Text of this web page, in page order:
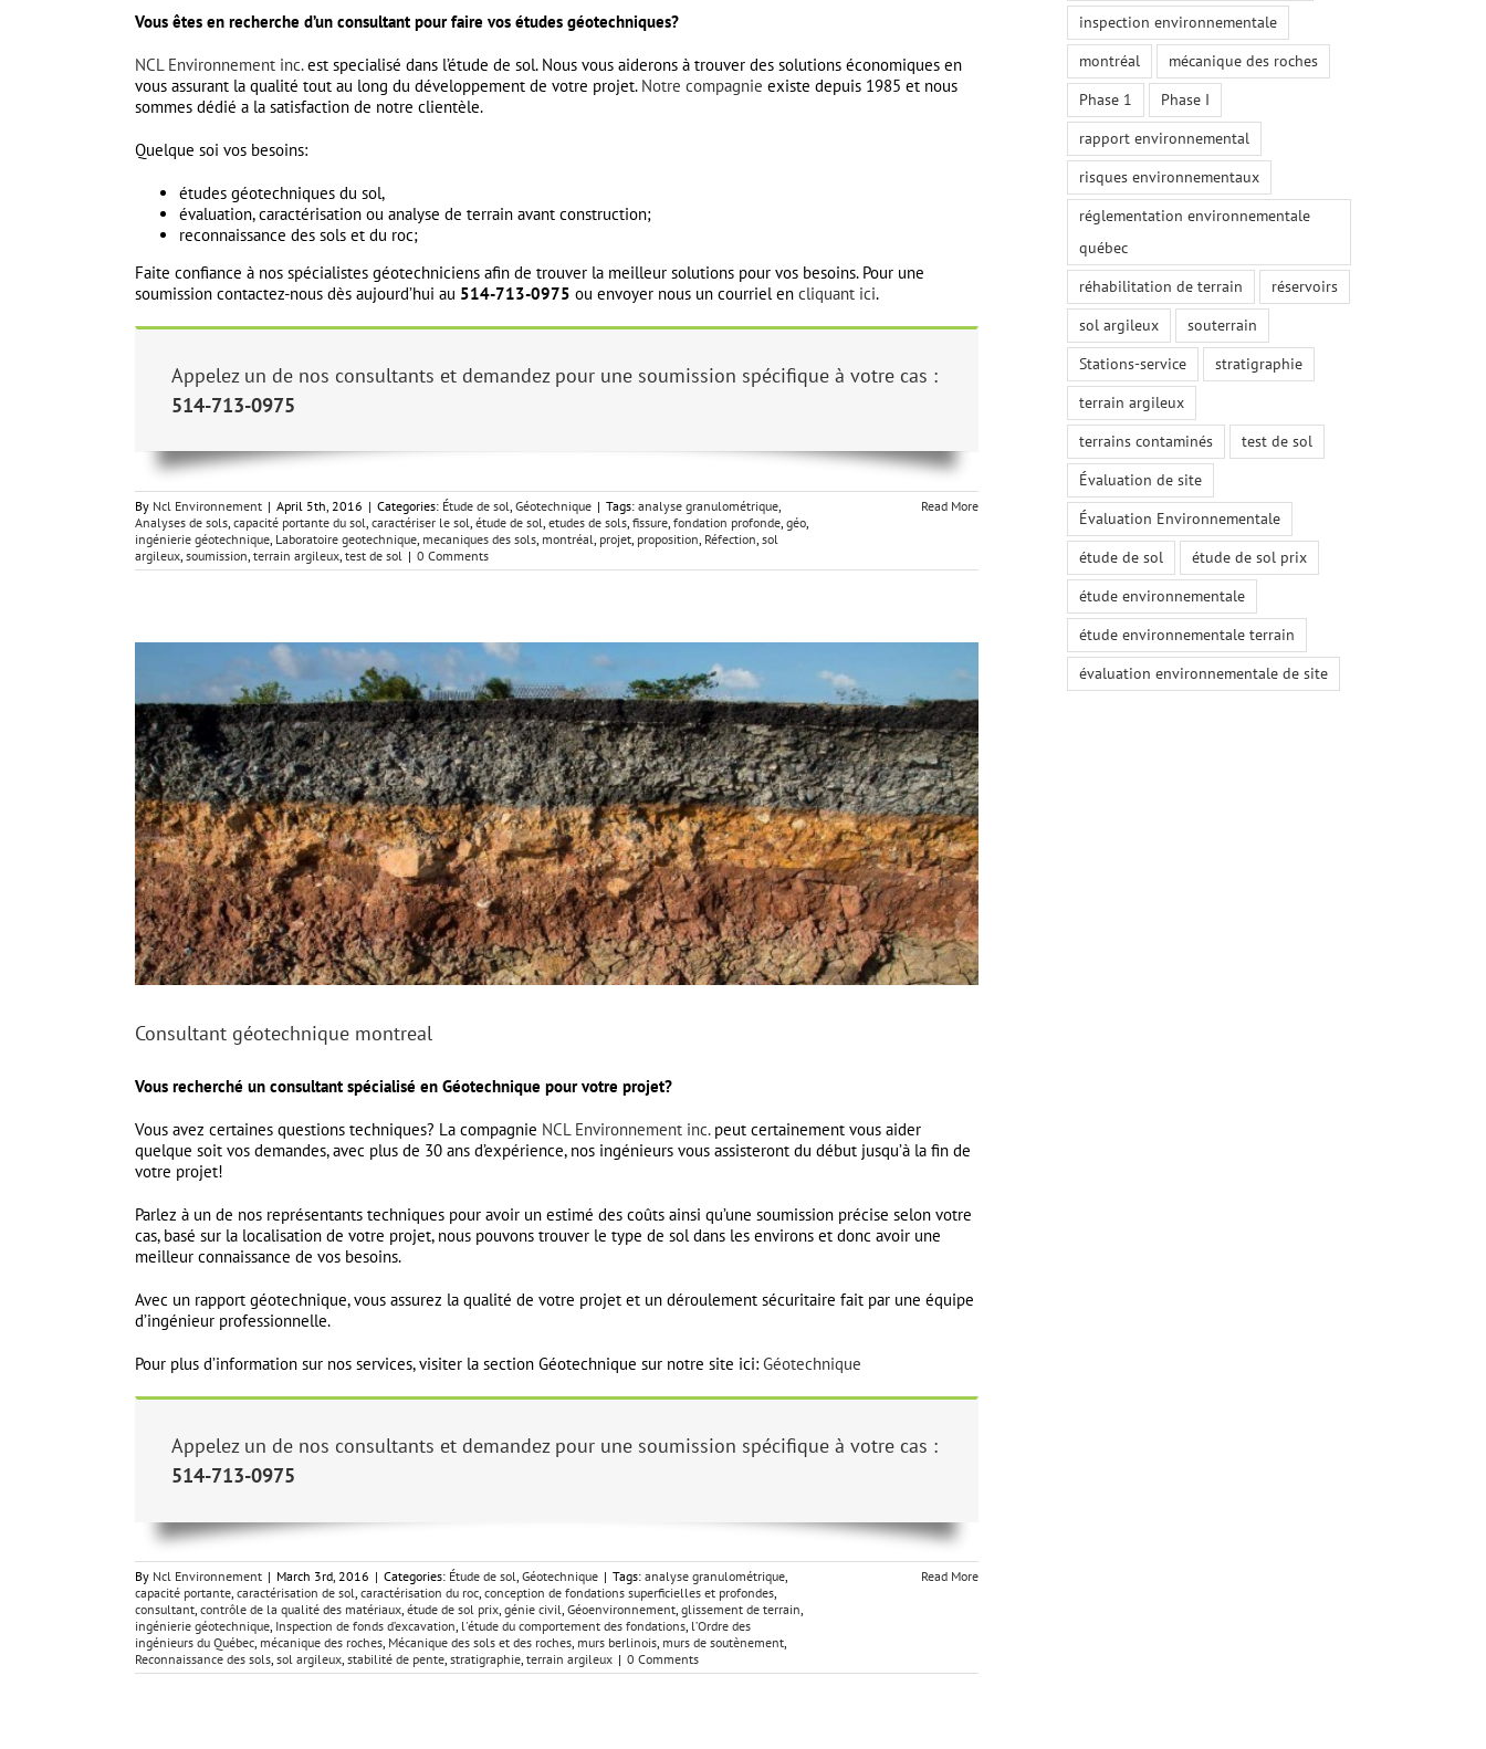
Vous êtes en recherche d’un consultant pour faire vos études géotechniques?
NCL Environnement inc.est specialisé dans l’étude de sol. Nous vous aiderons à trouver des solutions économiques en
vous assurant la qualité tout au long du développement de votre projet. Notre compagnie existe depuis 1985 et nous
sommes dédié a la satisfaction de notre clientèle.
Quelque soi vos besoins:
études géotechniques du sol,
évaluation, caractérisation ou analyse de terrain avant construction;
reconnaissance des sols et du roc;
Faite confiance à nos spécialistes géotechniciens afin de trouver la meilleur solutions pour vos besoins. Pour une
soumission contactez-nous dès aujourd’hui au 514-713-0975 ou envoyer nous un courriel en cliquant ici.
Appelez un de nos consultants et demandez pour une soumission spécifique à votre cas :
514-713-0975
By Ncl Environnement | April 5th, 2016 | Categories: Étude de sol, Géotechnique | Tags: analyse granulométrique,
Analyses de sols, capacité portante du sol, caractériser le sol, étude de sol, etudes de sols, fissure, fondation profonde, géo,
ingénierie géotechnique, Laboratoire geotechnique, mecaniques des sols, montréal, projet, proposition, Réfection, sol
argileux, soumission, terrain argileux, test de sol | 0 Comments
Read More
Consultant géotechnique montreal
Vous recherché un consultant spécialisé en Géotechnique pour votre projet?
Vous avez certaines questions techniques? La compagnie NCL Environnement inc.peut certainement vous aider
quelque soit vos demandes, avec plus de 30 ans d’expérience, nos ingénieurs vous assisteront du début jusqu’à la fin de
votre projet!
Parlez à un de nos représentants techniques pour avoir un estimé des coûts ainsi qu’une soumission précise selon votre
cas, basé sur la localisation de votre projet, nous pouvons trouver le type de sol dans les environs et donc avoir une
meilleur connaissance de vos besoins.
Avec un rapport géotechnique, vous assurez la qualité de votre projet et un déroulement sécuritaire fait par une équipe
d’ingénieur professionnelle.
Pour plus d’information sur nos services, visiter la section Géotechnique sur notre site ici: Géotechnique
Appelez un de nos consultants et demandez pour une soumission spécifique à votre cas :
514-713-0975
By Ncl Environnement | March 3rd, 2016 | Categories: Étude de sol, Géotechnique | Tags: analyse granulométrique,
capacité portante, caractérisation de sol, caractérisation du roc, conception de fondations superficielles et profondes,
consultant, contrôle de la qualité des matériaux, étude de sol prix, génie civil, Géoenvironnement, glissement de terrain,
ingénierie géotechnique, Inspection de fonds d’excavation, l'étude du comportement des fondations, l’Ordre des
ingénieurs du Québec, mécanique des roches, Mécanique des sols et des roches, murs berlinois, murs de soutènement,
Reconnaissance des sols, sol argileux, stabilité de pente, stratigraphie, terrain argileux | 0 Comments
Read More
inspection environnementale
montréal
mécanique des roches
Phase 1
Phase I
rapport environnemental
risques environnementaux
réglementation environnementale
québec
réhabilitation de terrain
réservoirs
sol argileux
souterrain
Stations-service
stratigraphie
terrain argileux
terrains contaminés
test de sol
Évaluation de site
Évaluation Environnementale
étude de sol
étude de sol prix
étude environnementale
étude environnementale terrain
évaluation environnementale de site